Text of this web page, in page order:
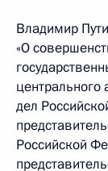
Владимир
«О
центрального
дел
Российской